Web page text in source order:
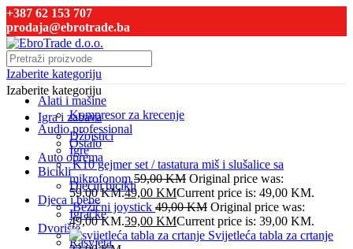
+387 62 153 707
prodaja@ebrotrade.ba
Izaberite kategoriju
Alati i mašine
Kompresor za krecenje
Audio professional
Ostalo
Auto oprema
Bicikli
Dječiji bicikli
Djeca i bebe
Igračke
Dvorište
Rasvjeta
Izaberite kategoriju
Igra i zabava
Džojstici
Igre
K10 gejmer set / tastatura miš i slušalice sa
mikrofonom59,00KM Original price was:
59,00 KM.49,00 KMCurrent price is: 49,00 KM.
Bežični joystick 49,00KM Original price was:
49,00 KM.39,00 KMCurrent price is: 39,00 KM.
Svijetleća tabla za crtanje